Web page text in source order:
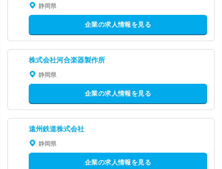
静岡県
企業の求人情報を見る
株式会社河合楽器製作所
静岡県
企業の求人情報を見る
遠州鉄道株式会社
静岡県
企業の求人情報を見る